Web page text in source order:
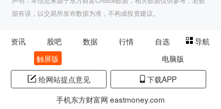
据有误，以交易所发布数据为准，不构成投资建议。
资讯 股吧 数据 行情 自选
导航
触屏版
电脑版
给网站提点意见
下载APP
手机东方财富网 eastmoney.com